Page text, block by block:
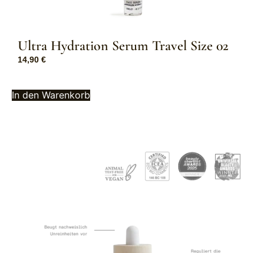
Ultra Hydration Serum Travel Size 02
14,90 €
In den Warenkorb